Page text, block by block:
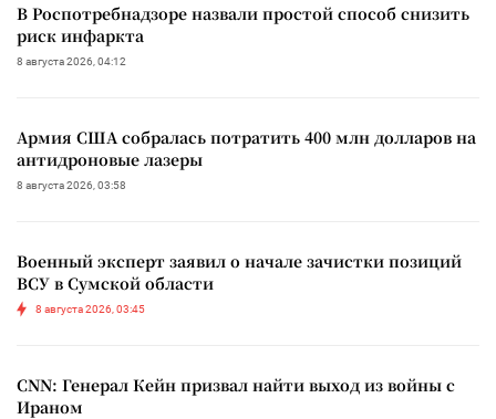
В Роспотребнадзоре назвали простой способ снизить
риск инфаркта
8 августа 2026, 04:12
Армия США собралась потратить 400 млн долларов на
антидроновые лазеры
8 августа 2026, 03:58
Военный эксперт заявил о начале зачистки позиций
ВСУ в Сумской области
8 августа 2026, 03:45
CNN: Генерал Кейн призвал найти выход из войны с
Ираном